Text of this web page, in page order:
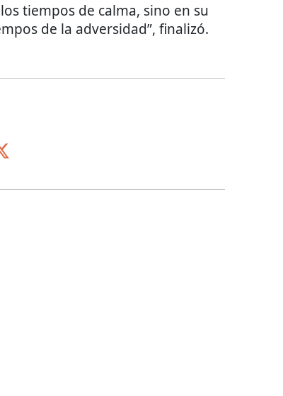
tiempos de calma, sino en su
de la adversidad”, finalizó.